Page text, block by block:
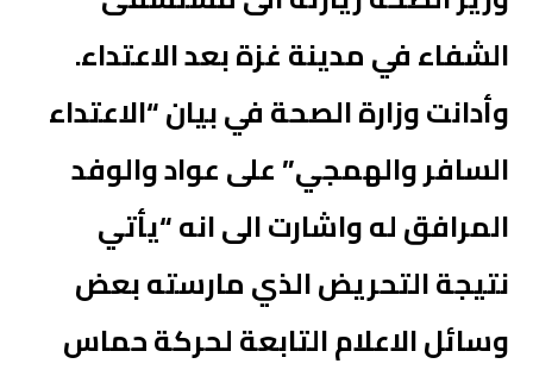
الشفاء في مدينة غزة بعد الاعتداء.
وأدانت وزارة الصحة في بيان “الاعتداء
السافر والهمجي” على عواد والوفد
المرافق له واشارت الى انه “يأتي
نتيجة التحريض الذي مارسته بعض
وسائل الاعلام التابعة لحركة حماس